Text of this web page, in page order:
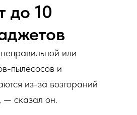
до 10
или
пылесосов и
из-за возгораний
— сказал он.